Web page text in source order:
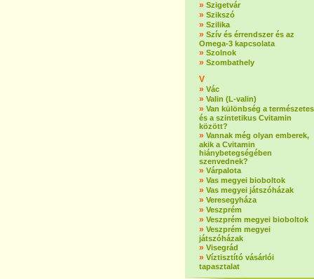
» Szigetvár
» Szikszó
» Szilika
» Szív és érrendszer és az
Omega-3 kapcsolata
» Szolnok
» Szombathely
V
» Vác
» Valin (L-valin)
» Van különbség a természetes
és a szintetikus Cvitamin
között?
» Vannak még olyan emberek,
akik a Cvitamin
hiánybetegségében
szenvednek?
» Várpalota
» Vas megyei bioboltok
» Vas megyei játszóházak
» Veresegyháza
» Veszprém
» Veszprém megyei bioboltok
» Veszprém megyei
játszóházak
» Visegrád
» Víztisztító vásárlói
tapasztalat